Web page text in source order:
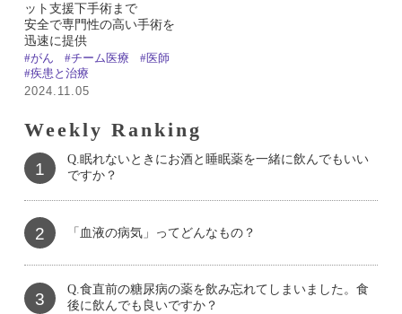
ット支援下手術まで
安全で専門性の高い手術を
迅速に提供
#がん #チーム医療
#医師
#疾患と治療
2024.11.05
Weekly Ranking
1
Q.眠れないときにお酒と睡眠薬を一緒に飲んでもいい
ですか？
2 「血液の病気」ってどんなもの？
3
Q.食直前の糖尿病の薬を飲み忘れてしまいました。食
後に飲んでも良いですか？